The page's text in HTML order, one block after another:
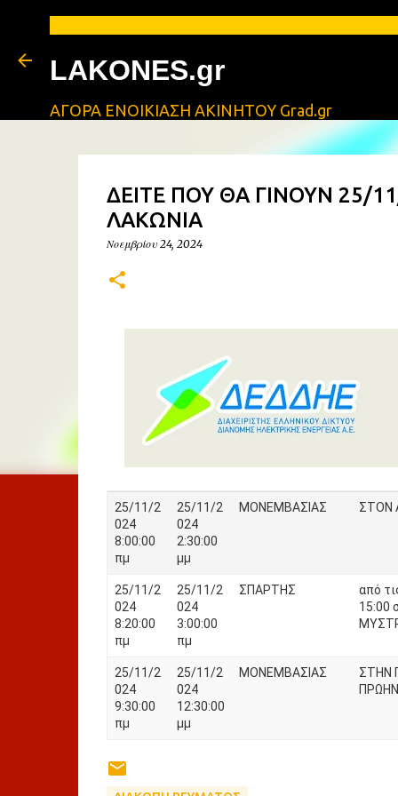
LAKONES.gr
ΑΓΟΡΑ ΕΝΟΙΚΙΑΣΗ ΑΚΙΝΗΤΟΥ Grad.gr
ΔΕΙΤΕ ΠΟΥ ΘΑ ΓΙΝΟΥΝ 25/
ΛΑΚΩΝΙΑ
Νοεμβρίου 24, 2024
25/11/2
024
8:00:00
πμ
25/11/2
024
2:30:00
μμ
ΜΟΝΕΜΒΑΣΙΑΣ ΣΤΟΝ
25/11/2
024
8:20:00
πμ
25/11/2
024
3:00:00
πμ
ΣΠΑΡΤΗΣ
από
15:00
25/11/2
024
9:30:00
πμ
25/11/2
024
12:30:00
μμ
ΜΟΝΕΜΒΑΣΙΑΣ
ΣΤΗΝ